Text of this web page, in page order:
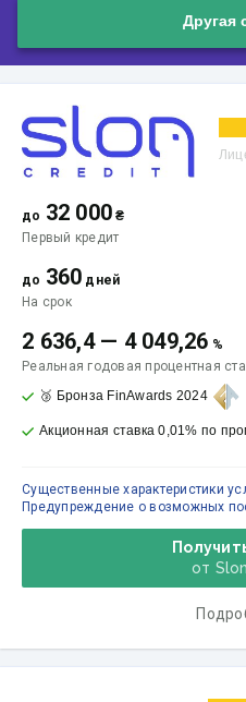
Другая
до 32 000 ₴
Первый кредит
до 360 дней
На срок
2 636,4— 4 049,26 %
Реальная годовая процентная
от
🥉 Бронза FinAwards 2024
Акционная ставка 0,01% по
Существенные характеристики
Предупреждение о возможных